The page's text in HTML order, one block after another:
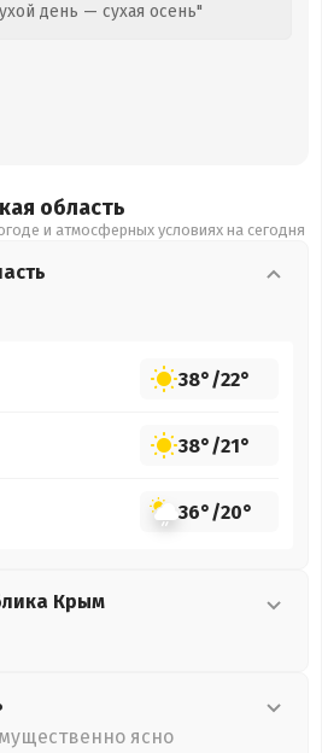
день — сухая осень"
область
и атмосферных условиях на сегодня
38°/22°
38°/21°
36°/20°
Крым
ясно